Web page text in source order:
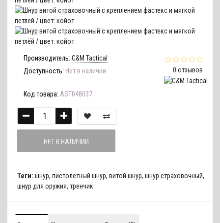
0 отзывов
Производитель: C&M Tactical
Доступность: Нет в наличии
Код товара: AST048037
НЕТ В НАЛИЧИИ
Теги: шнур, пистолетный шнур, витой шнур, шнур страховочный,
шнур для оружия, тренчик